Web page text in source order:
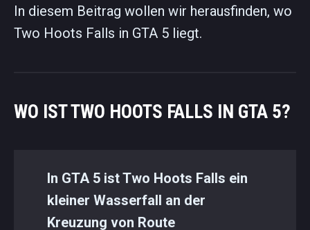
In diesem Beitrag wollen wir herausfinden, wo
Two Hoots Falls in GTA 5 liegt.
WO IST TWO HOOTS FALLS IN GTA 5?
In GTA 5 ist Two Hoots Falls ein
kleiner Wasserfall an der
Kreuzung von Route